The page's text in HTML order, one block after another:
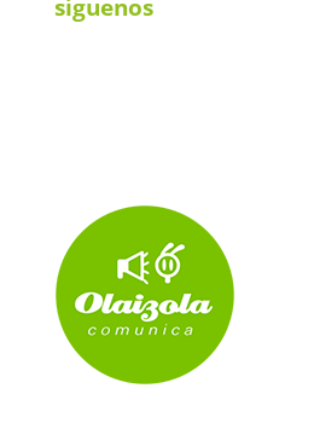
síguenos